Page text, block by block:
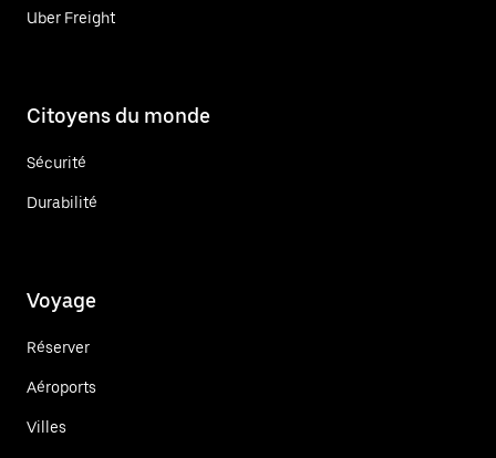
Uber Freight
Citoyens du monde
Sécurité
Durabilité
Voyage
Réserver
Aéroports
Villes